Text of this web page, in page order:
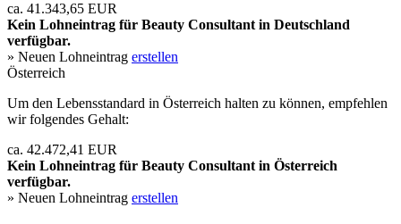
ca. 41.343,65 EUR
Kein Lohneintrag für Beauty Consultantin Deutschland
verfügbar.
» Neuen Lohneintrag erstellen
Österreich
Um den Lebensstandard in Österreich halten zu können, empfehlen
wir folgendes Gehalt:
ca. 42.472,41 EUR
Kein Lohneintrag für Beauty Consultantin Österreich
verfügbar.
» Neuen Lohneintrag erstellen